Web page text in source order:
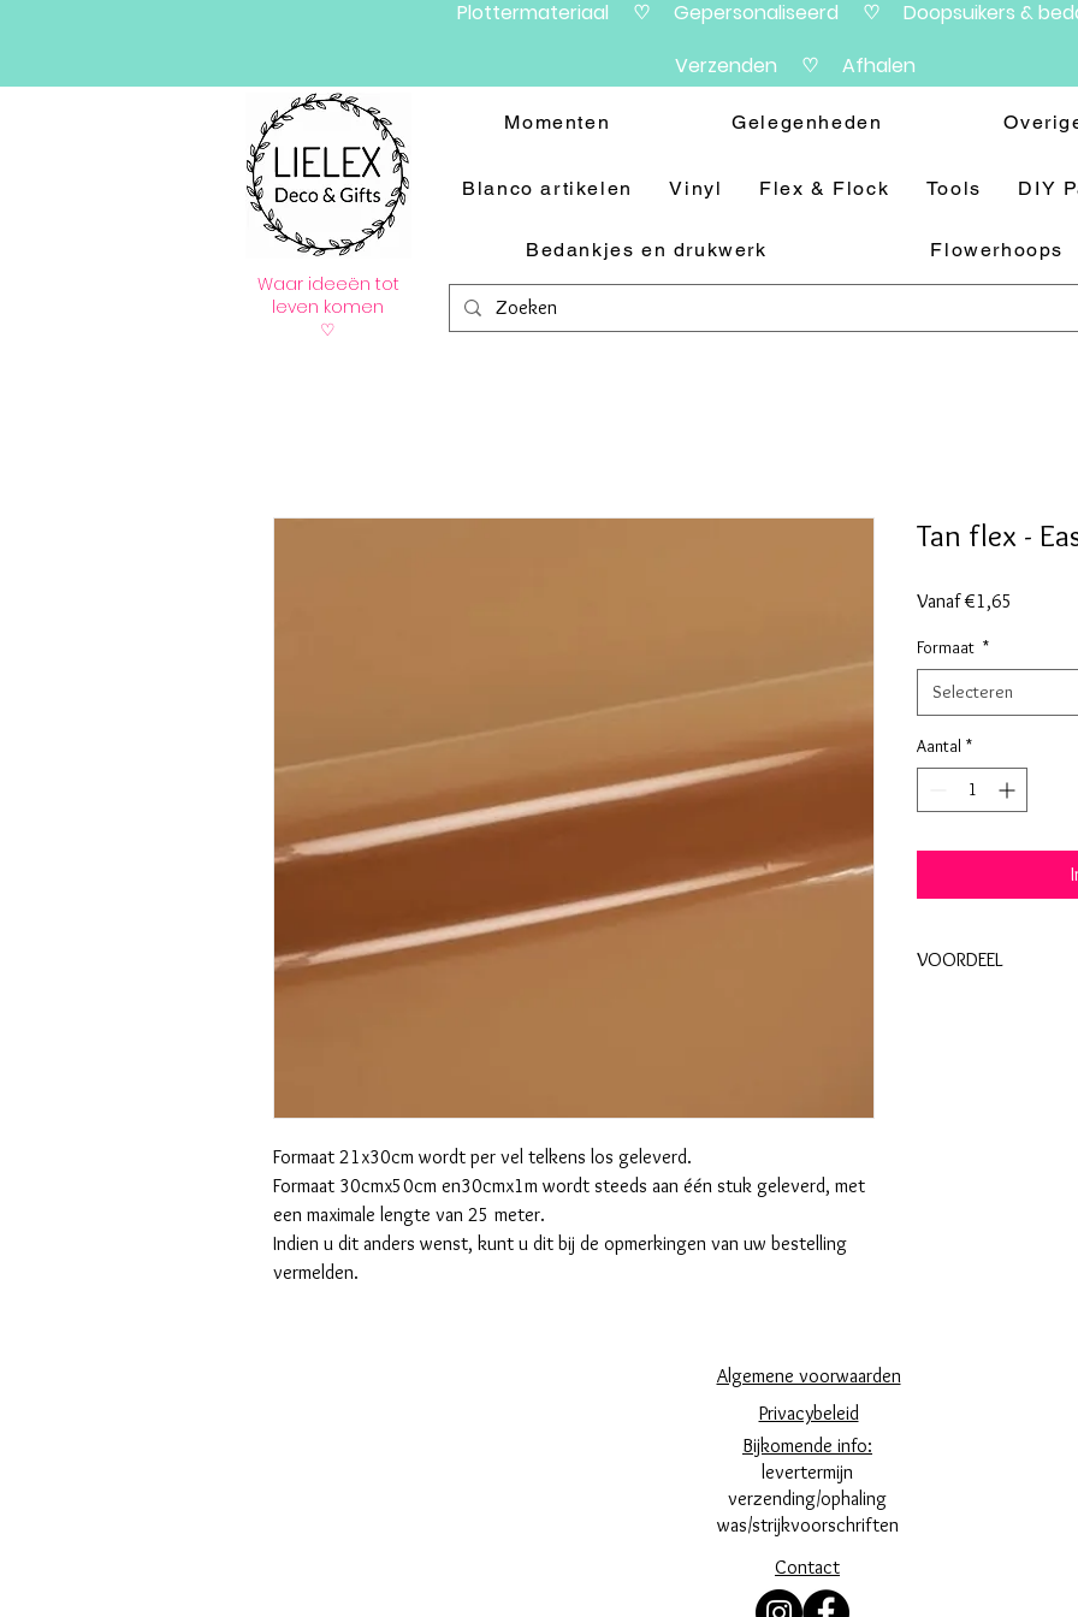
Plottermateriaal ♡ Gepersonaliseerd ♡ Doopsuikers &
Verzenden ♡ Afhalen
Waar ideeën tot
leven komen
♡
Momenten Gelegenheden
Blanco artikelen Vinyl Flex & Flock Tools DIY
Bedankjes en drukwerk Flowerhoops
Formaat 21x30cm wordt per vel telkens los geleverd.
Formaat 30cmx50cm en30cmx1m wordt steeds aan één stuk geleverd, met
een maximale lengte van 25 meter.
Indien u dit anders wenst, kunt u dit bij de opmerkingen van uw bestelling
vermelden.
Tan flex -
Vanaf€1,65
Formaat *
Selecteren
Aantal *
VOORDEEL
Algemene voorwaarden
Privacybeleid
Bijkomende info:
levertermijn
verzending/ophaling
was/strijkvoorschriften
Contact